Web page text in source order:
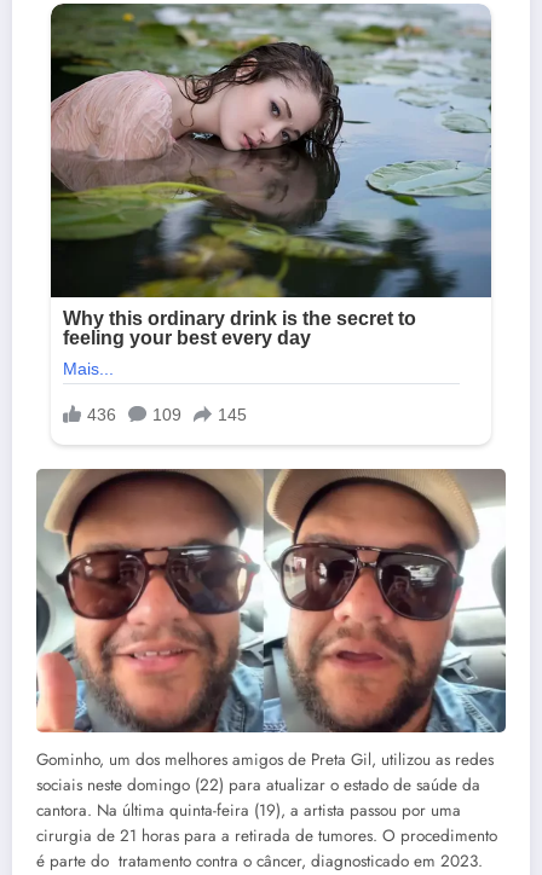
Gominho, um dos melhores amigos de Preta Gil, utilizou as redes
sociais neste domingo (22) para atualizar o estado de saúde da
cantora. Na última quinta-feira (19), a artista passou por uma
cirurgia de 21 horas para a retirada de tumores. O procedimento
é parte do tratamento contra o câncer, diagnosticado em 2023.